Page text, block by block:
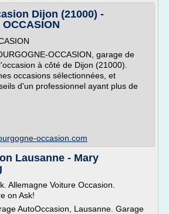
Dijon (21000) -
OCCASION, garage de
à côté de Dijon (21000).
occasions sélectionnées, et
d'un professionnel ayant plus de
occasion.com
Lausanne - Mary
Allemagne Voiture Occasion.
on Ask!
AutoOccasion, Lausanne. Garage